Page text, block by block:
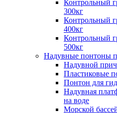
Контрольный
300кг
Контрольный
400кг
Контрольный
500кг
Надувные понтоны
Надувной
Пластиковые
Понтон для
Надувная
на воде
Морской